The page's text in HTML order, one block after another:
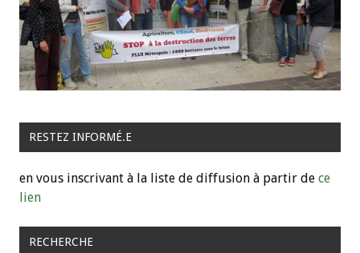
RESTEZ INFORMÉ.E
en vous inscrivant à la liste de diffusion à partir de ce
lien
RECHERCHE